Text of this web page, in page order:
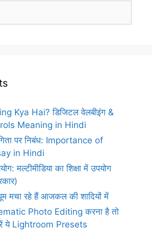
Kya Hai? डिजिटल वेलबीइंग &
Meaning in Hindi
पर निबंध: Importance of
in Hindi
मल्टीमीडिया का शिक्षा में उपयोग
मचा रहे हैं आजकल की शादियों में
Photo Editing करना है तो
ये Lightroom Presets